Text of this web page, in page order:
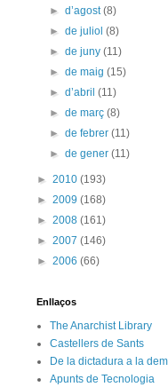
►d’agost(8)
►de juliol(8)
►de juny(11)
►de maig(15)
►d’abril(11)
►de març(8)
►de febrer(11)
►de gener(11)
► 2010 (193)
► 2009 (168)
► 2008 (161)
► 2007 (146)
► 2006 (66)
Enllaços
The Anarchist Library
Castellers de Sants
De la dictadura a la
Apunts de Tecnologia